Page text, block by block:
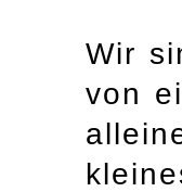
Wir
von